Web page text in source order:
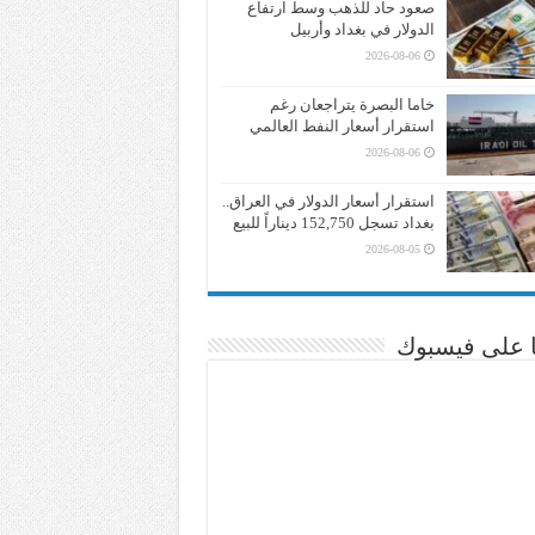
صعود حاد للذهب وسط ارتفاع
الدولار في بغداد وأربيل
2026-08-06
خاما البصرة يتراجعان رغم
استقرار أسعار النفط العالمي
2026-08-06
استقرار أسعار الدولار في العراق..
بغداد تسجل 152,750 ديناراً للبيع
2026-08-05
على فيسبوك